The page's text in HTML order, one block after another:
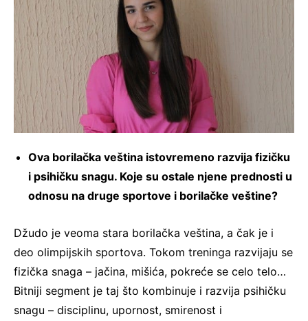
Ova borilačka veština istovremeno razvija fizičku
i psihičku snagu. Koje su ostale njene prednosti u
odnosu na druge sportove i borilačke veštine?
Džudo je veoma stara borilačka veština, a čak je i
deo olimpijskih sportova. Tokom treninga razvijaju se
fizička snaga – jačina, mišića, pokreće se celo telo…
Bitniji segment je taj što kombinuje i razvija psihičku
snagu – disciplinu, upornost, smirenost i